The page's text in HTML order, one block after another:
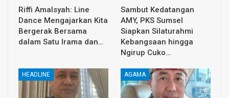
Riffi Amalsyah: Line
Dance Mengajarkan Kita
Bergerak Bersama
dalam Satu Irama dan…
Sambut Kedatangan
AMY, PKS Sumsel
Siapkan Silaturahmi
Kebangsaan hingga
Ngirup Cuko…
HEADLINE AGAMA